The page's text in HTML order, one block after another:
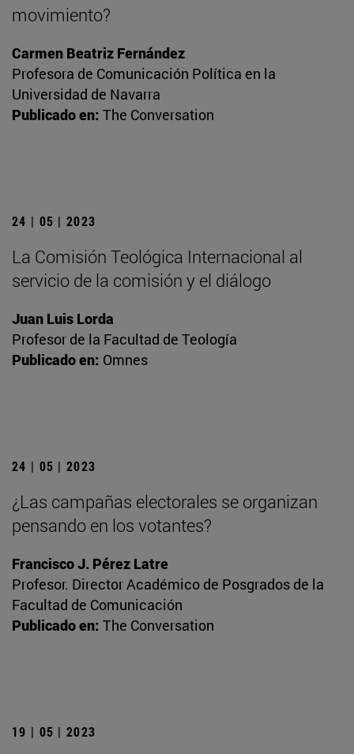
movimiento?
Carmen Beatriz Fernández
Profesora de Comunicación Política en la
Universidad de Navarra
Publicado en: The Conversation
24 | 05 | 2023
La Comisión Teológica Internacional al
servicio de la comisión y el diálogo
Juan Luis Lorda
Profesor de la Facultad de Teología
Publicado en: Omnes
24 | 05 | 2023
¿Las campañas electorales se organizan
pensando en los votantes?
Francisco J. Pérez Latre
Profesor. Director Académico de Posgrados de la
Facultad de Comunicación
Publicado en: The Conversation
19 | 05 | 2023